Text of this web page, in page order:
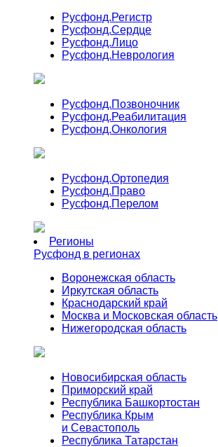
Русфонд.Регистр
Русфонд.Сердце
Русфонд.Лицо
Русфонд.Неврология
Русфонд.Позвоночник
Русфонд.Реабилитация
Русфонд.Онкология
Русфонд.Ортопедия
Русфонд.Право
Русфонд.Перелом
Регионы
Русфонд в регионах
Воронежская область
Иркутская область
Краснодарский край
Москва и Московская область
Нижегородская область
Новосибирская область
Приморский край
Республика Башкортостан
Республика Крым
и Севастополь
Республика Татарстан